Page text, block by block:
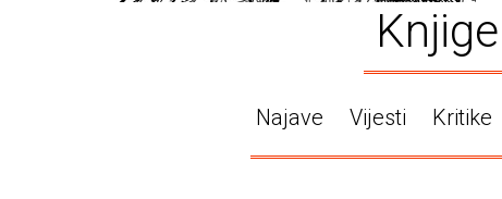
Knjige
Najave Vijesti Kritike